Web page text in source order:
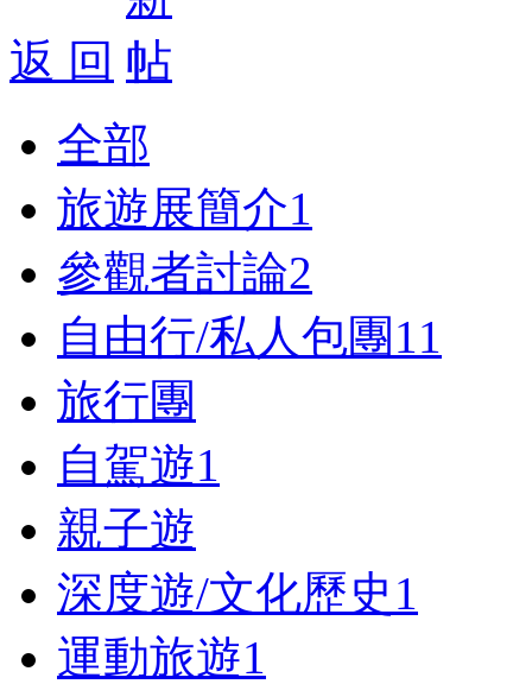
返 回
全部
旅遊展簡介1
參觀者討論2
自由行/私人包團 11
旅行團
自駕遊1
親子遊
深度遊/文化歷史 1
運動旅遊1